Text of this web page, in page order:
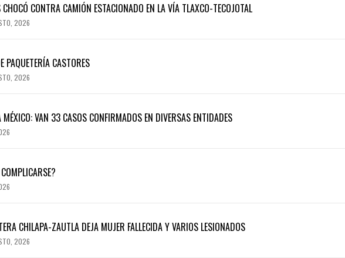
CONTRA CAMIÓN ESTACIONADO EN LA VÍA TLAXCO-TECOJOTAL
2026
PAQUETERÍA CASTORES
2026
MÉXICO: VAN 33 CASOS CONFIRMADOS EN DIVERSAS ENTIDADES
CHILAPA-ZAUTLA DEJA MUJER FALLECIDA Y VARIOS LESIONADOS
2026